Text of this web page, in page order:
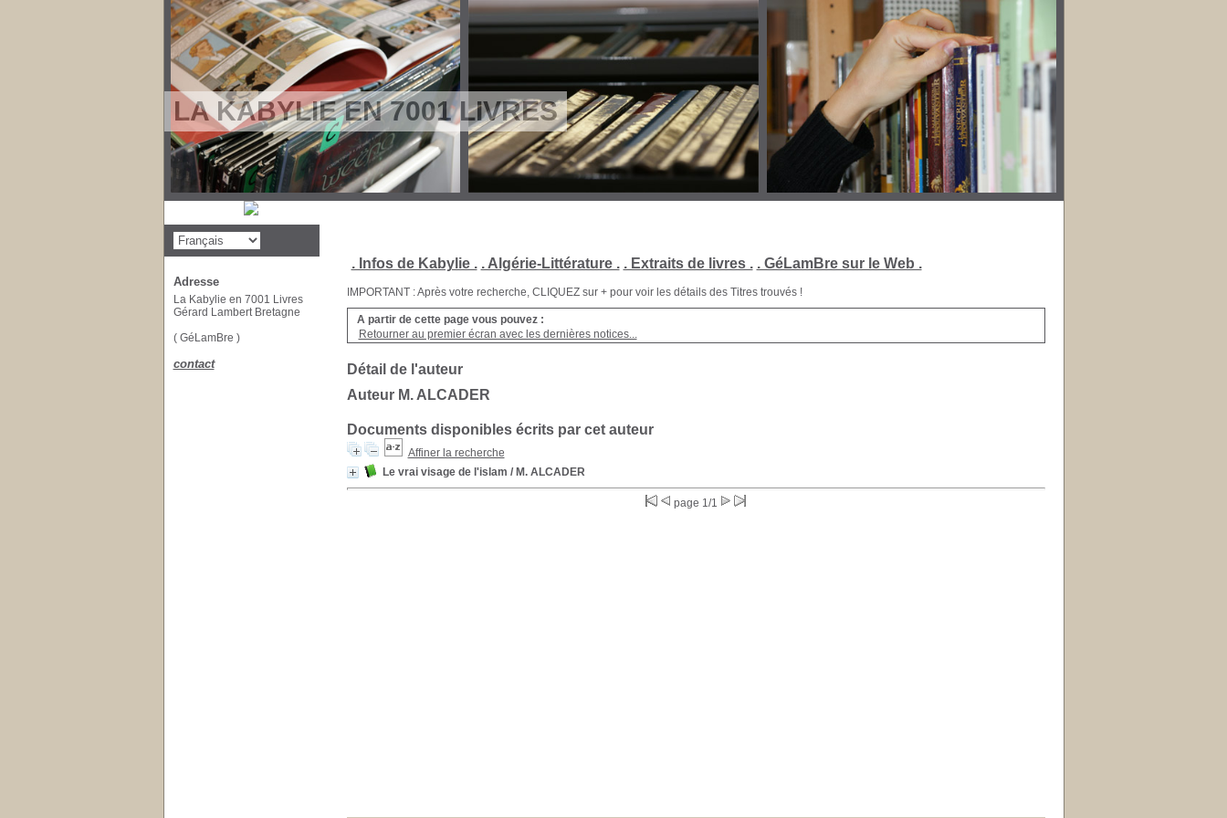
LA KABYLIE EN 7001 LIVRES
. Infos de Kabylie . . Algérie-Littérature . . Extraits de livres . . GéLamBre sur le Web .
IMPORTANT : Après votre recherche, CLIQUEZ sur + pour voir les détails des Titres trouvés !
A partir de cette page vous pouvez :
Retourner au premier écran avec les dernières notices...
Détail de l'auteur
Auteur M. ALCADER
Documents disponibles écrits par cet auteur
Affiner la recherche
Le vrai visage de l'islam / M. ALCADER
page 1/1
Adresse
La Kabylie en 7001 Livres
Gérard Lambert Bretagne
( GéLamBre )
contact